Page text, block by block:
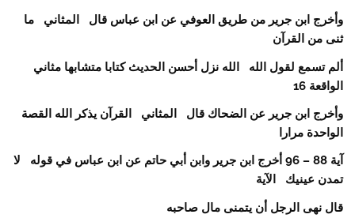
وأخرج ابن جرير من طريق العوفي عن ابن عباس قال المثاني ما
ثنى من القرآن
ألم تسمع لقول الله الله نزل أحسن الحديث كتابا متشابها مثاني
الواقعة 16
وأخرج ابن جرير عن الضحاك قال المثاني القرآن يذكر الله القصة
الواحدة مرارا
آية 88 – 96 أخرج ابن جرير وابن أبي حاتم عن ابن عباس في قوله لا
تمدن عينيك الآية
قال نهى الرجل أن يتمنى مال صاحبه